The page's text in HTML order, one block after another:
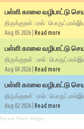
பள்ளி காலை வழிபாட்டு
திருக்குறள்: பால் :
Aug 05 2026 | Read more
பள்ளி காலை வழிபாட்டு
திருக்குறள்: பால் :
Aug 04 2026 | Read more
பள்ளி காலை வழிபாட்டு
திருக்குறள்: பால் :
Aug 02 2026 | Read more
Recent Posts Widget